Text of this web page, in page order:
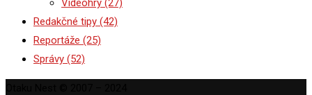
Videohry (27)
Redakčné tipy (42)
Reportáže (25)
Správy (52)